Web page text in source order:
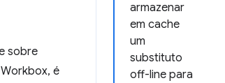
armazenar
em cache
um
substituto
off-line para
sobre
é